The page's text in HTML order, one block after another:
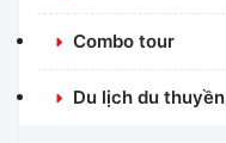
Combo tour
Du lịch du thuyền